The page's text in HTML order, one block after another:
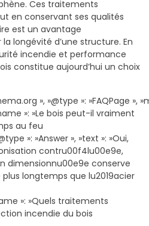
Ces traitements
en conservant ses qualités
est un avantage
longévité d’une structure. En
incendie et performance
constitue aujourd’hui un choix
», »@type »: »FAQPage »,
»: »Le bois peut-il vraiment
au feu
»: »Answer », »text »: »Oui,
contru00f4lu00e9e,
dimensionnu00e9e conserve
longtemps que lu2019acier
»: »Quels traitements
incendie du bois